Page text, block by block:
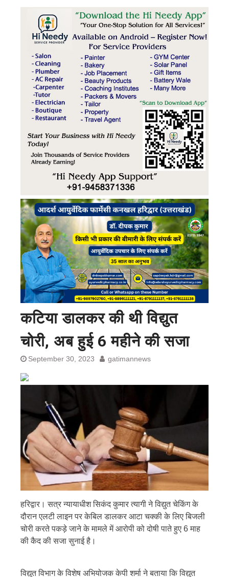
कटिया डालकर की थी विद्युत
चोरी, अब हुई 6 महीने की सजा
September 30, 2023 gatimannews
हरिद्वार। सत्र न्यायाधीश सिकंद कुमार त्यागी ने विद्युत चेकिंग के
दौरान एलटी लाइन पर केबिल डालकर आटा चक्की के लिए बिजली
चोरी करते पकड़े जाने के मामले में आरोपी को दोषी पाते हुए 6 माह
की कैद की सजा सुनाई है।
विद्युत विभाग के विशेष अभियोजक केपी शर्मा ने बताया कि विद्युत